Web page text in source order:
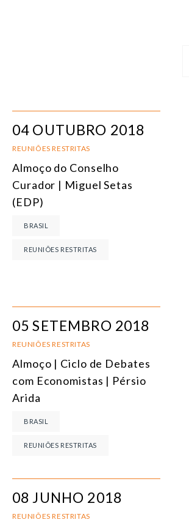
04 OUTUBRO 2018
REUNIÕES RESTRITAS
Almoço do Conselho
Curador | Miguel Setas
(EDP)
BRASIL
REUNIÕES RESTRITAS
05 SETEMBRO 2018
REUNIÕES RESTRITAS
Almoço | Ciclo de Debates
com Economistas | Pérsio
Arida
BRASIL
REUNIÕES RESTRITAS
08 JUNHO 2018
REUNIÕES RESTRITAS